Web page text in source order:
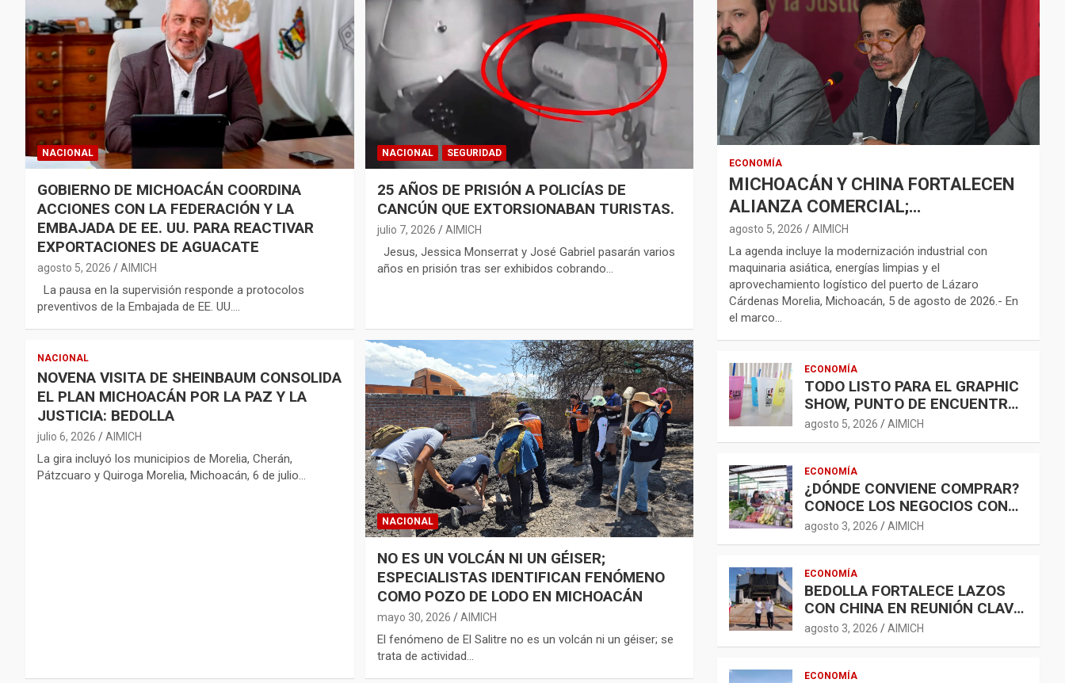
NACIONAL
GOBIERNO DE MICHOACÁN COORDINA
ACCIONES CON LA FEDERACIÓN Y LA
EMBAJADA DE EE. UU. PARA REACTIVAR
EXPORTACIONES DE AGUACATE
agosto 5, 2026 AIMICH
La pausa en la supervisión responde a protocolos
preventivos de la Embajada de EE. UU.…
NACIONAL SEGURIDAD
25 AÑOS DE PRISIÓN A POLICÍAS DE
CANCÚN QUE EXTORSIONABAN TURISTAS.
julio 7, 2026 AIMICH
Jesus, Jessica Monserrat y José Gabriel pasarán varios
años en prisión tras ser exhibidos cobrando…
NACIONAL
NOVENA VISITA DE SHEINBAUM CONSOLIDA
EL PLAN MICHOACÁN POR LA PAZ Y LA
JUSTICIA: BEDOLLA
julio 6, 2026 AIMICH
La gira incluyó los municipios de Morelia, Cherán,
Pátzcuaro y Quiroga Morelia, Michoacán, 6 de julio…
NACIONAL
NO ES UN VOLCÁN NI UN GÉISER;
ESPECIALISTAS IDENTIFICAN FENÓMENO
COMO POZO DE LODO EN MICHOACÁN
mayo 30, 2026 AIMICH
El fenómeno de El Salitre no es un volcán ni un géiser; se
trata de actividad…
ECONOMÍA
MICHOACÁN Y CHINA FORTALECEN
ALIANZA COMERCIAL;
AGROINDUSTRIA, TECNOLOGÍA Y
LOGÍSTICA AMPLÍAN
OPORTUNIDADES
agosto 5, 2026 AIMICH
La agenda incluye la modernización industrial con
maquinaria asiática, energías limpias y el
aprovechamiento logístico del puerto de Lázaro
Cárdenas Morelia, Michoacán, 5 de agosto de 2026.- En
el marco…
ECONOMÍA
TODO LISTO PARA EL GRAPHIC
SHOW, PUNTO DE ENCUENTRO
PARA LA INDUSTRIA GRÁFICA Y
EL DESARROLLO ECONÓMICO
agosto 5, 2026 AIMICH
ECONOMÍA
¿DÓNDE CONVIENE COMPRAR?
CONOCE LOS NEGOCIOS CON
LA CANASTA BÁSICA MÁS
ACCESIBLE
agosto 3, 2026 AIMICH
ECONOMÍA
BEDOLLA FORTALECE LAZOS
CON CHINA EN REUNIÓN CLAVE
CON EL EMBAJADOR CHEN
DAOJIANG
agosto 3, 2026 AIMICH
ECONOMÍA